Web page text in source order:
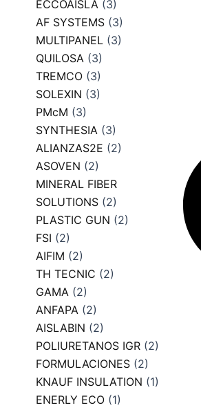
ECCOAISLA (3)
AF SYSTEMS (3)
MULTIPANEL (3)
QUILOSA (3)
TREMCO (3)
SOLEXIN (3)
PMcM (3)
SYNTHESIA (3)
ALIANZAS2E (2)
ASOVEN (2)
MINERAL FIBER
SOLUTIONS (2)
PLASTIC GUN (2)
FSI (2)
AIFIM (2)
TH TECNIC (2)
GAMA (2)
ANFAPA (2)
AISLABIN (2)
POLIURETANOS IGR (2)
FORMULACIONES (2)
KNAUF INSULATION (1)
ENERLY ECO (1)